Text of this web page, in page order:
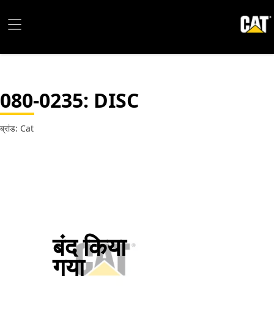
080-0235: DISC
ब्रांड: Cat
बंद किया
गया